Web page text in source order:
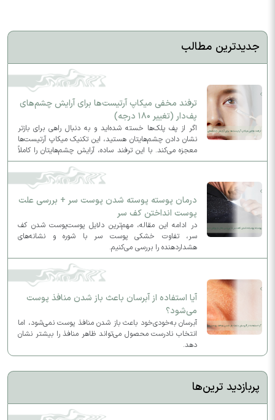
جدیدترین مطالب
ترفند مخفی میکاپ آرتیست‌ها برای آرایش چشم‌های
پف‌دار (تغییر ۱۸۰ درجه)
اگر از پف پلک‌ها خسته شده‌اید و به دنبال راهی برای بازتر
نشان دادن چشم‌هایتان هستید، این تکنیک میکاپ آرتیست‌ها
معجزه می‌کند. با این ترفند ساده، آرایش چشم‌هایتان را کاملاً
متحول کنید و ظاهری لیفت‌شده و جذاب به چهره بدهید.
درمان پوسته پوسته شدن پوست سر + بررسی علت
پوست انداختن کف سر
در ادامه این مقاله، مهم‌ترین دلایل پوست‌پوست شدن کف
سر، تفاوت خشکی پوست سر با شوره و نشانه‌های
هشداردهنده را بررسی می‌کنیم.
آیا استفاده از آبرسان باعث باز شدن منافذ پوست
می‌شود؟
آبرسان به‌خودی‌خود باعث باز شدن منافذ پوست نمی‌شود، اما
انتخاب نادرست محصول می‌تواند ظاهر منافذ را بیشتر نشان
دهد.
پربازدید ترین‌ها